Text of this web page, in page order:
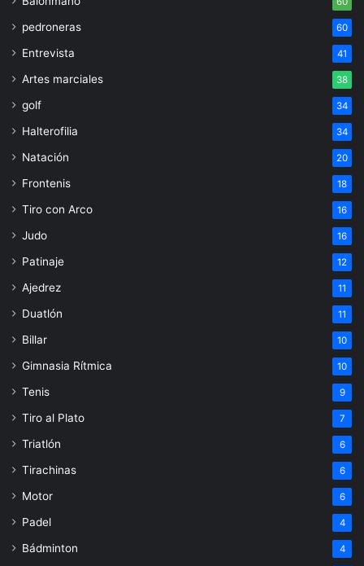
pedroneras 60
Entrevista 41
Artes marciales 38
golf 34
Halterofilia 34
Natación 20
Frontenis 18
Tiro con Arco 16
Judo 16
Patinaje 12
Ajedrez 11
Duatlón 11
Billar 10
Gimnasia Rítmica 10
Tenis 9
Tiro al Plato 7
Triatlón 6
Tirachinas 6
Motor 6
Padel 4
Bádminton 4